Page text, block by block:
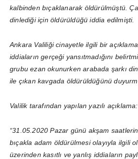
kalbinden bıçaklanarak öldürülmüştü.
dinlediği için öldürüldüğü iddia edilmişti.
Ankara Valiliği cinayetle ilgili bir
iddiaların gerçeği yansıtmadığını
grubu ezan okunurken arabada şarkı
ile çıkan kavgada öldürüldüğünü
Valilik tarafından yapılan yazılı açıklama:
“31.05.2020 Pazar günü akşam
bıçakla adam öldürülmesi olayıyla ilgili
üzerinden kasıtlı ve yanlış iddiaların